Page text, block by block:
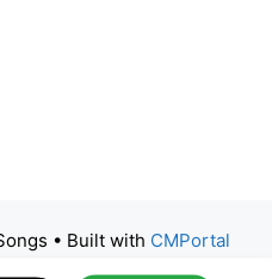
• Built with CMPortal